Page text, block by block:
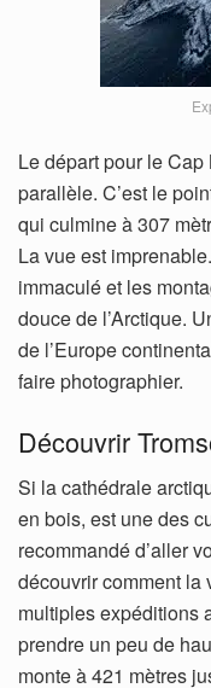
Le départ pour le
parallèle. C’est le
qui culmine à 307
La vue est
immaculé et les
douce de l’Arctique.
de l’Europe
faire photographier.
Découvrir
Si la cathédrale
en bois, est une des
recommandé d’aller
découvrir comment la
multiples expéditions
prendre un peu de
monte à 421 mètres